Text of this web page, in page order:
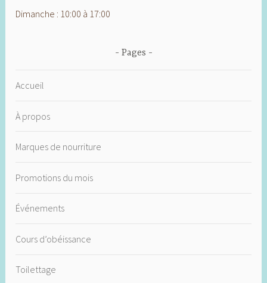
Dimanche : 10:00 à 17:00
Pages
Accueil
À propos
Marques de nourriture
Promotions du mois
Événements
Cours d’obéissance
Toilettage